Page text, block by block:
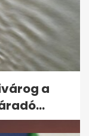
nőt, aki
a